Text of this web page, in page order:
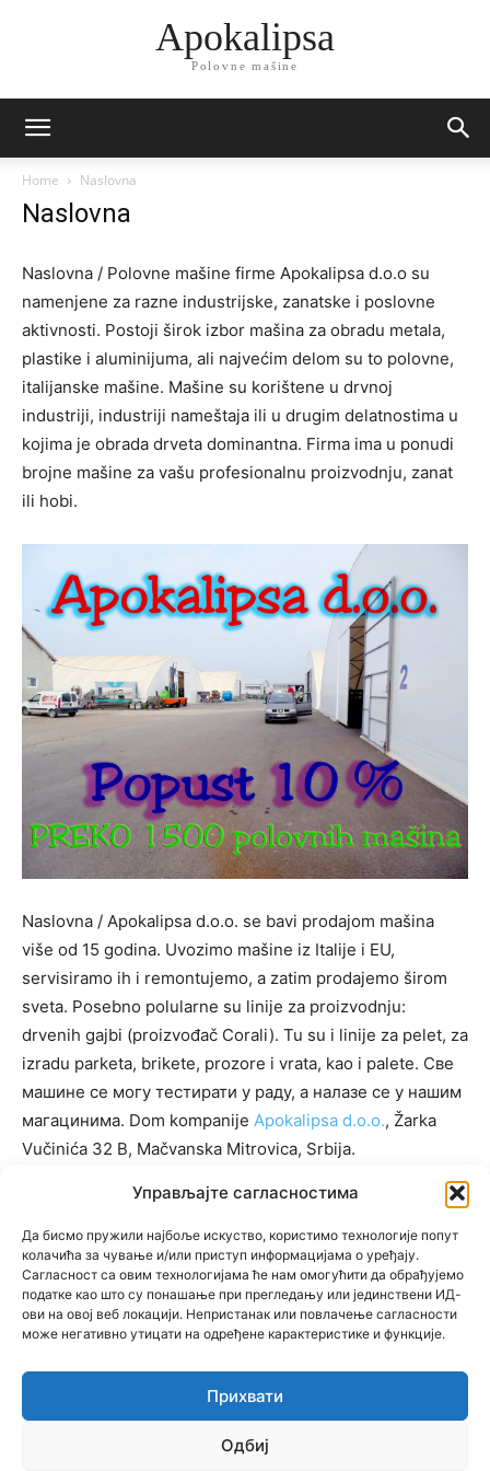
Управљајте сагласностима
Да бисмо пружили најбоље искуство, користимо технологије попут
колачића за чување и/или приступ информацијама о уређају.
Сагласност са овим технологијама ће нам омогућити да обрађујемо
податке као што су понашање при прегледању или јединствени ИД-
ови на овој веб локацији. Непристанак или повлачење сагласности
може негативно утицати на одређене карактеристике и функције.
Прихвати
Одбиј
Apokalipsa
Polovne mašine
Home Naslovna
Naslovna
Naslovna / Polovne mašine firme Apokalipsa d.o.o su
namenjene za razne industrijske, zanatske i poslovne
aktivnosti. Postoji širok izbor mašina za obradu metala,
plastike i aluminijuma, ali najvećim delom su to polovne,
italijanske mašine. Mašine su korištene u drvnoj
industriji, industriji nameštaja ili u drugim delatnostima u
kojima je obrada drveta dominantna. Firma ima u ponudi
brojne mašine za vašu profesionalnu proizvodnju, zanat
ili hobi.
Naslovna / Apokalipsa d.o.o. se bavi prodajom mašina
više od 15 godina. Uvozimo mašine iz Italije i EU,
servisiramo ih i remontujemo, a zatim prodajemo širom
sveta. Posebno polularne su linije za proizvodnju:
drvenih gajbi (proizvođač Corali). Tu su i linije za pelet, za
izradu parketa, brikete, prozore i vrata, kao i palete. Све
машине се могу тестирати у раду, а налазе се у нашим
магацинима. Dom kompanije Apokalipsa d.o.o., Žarka
Vučinića 32 B, Mačvanska Mitrovica, Srbija.
KATEGORIJE
KATEGORIJE
© Newspaper WordPress Theme by TagDiv